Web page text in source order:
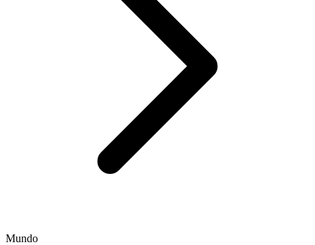
Mundo